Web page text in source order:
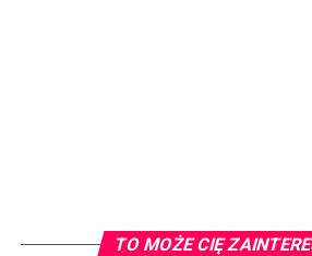
TO MOŻE CIĘ